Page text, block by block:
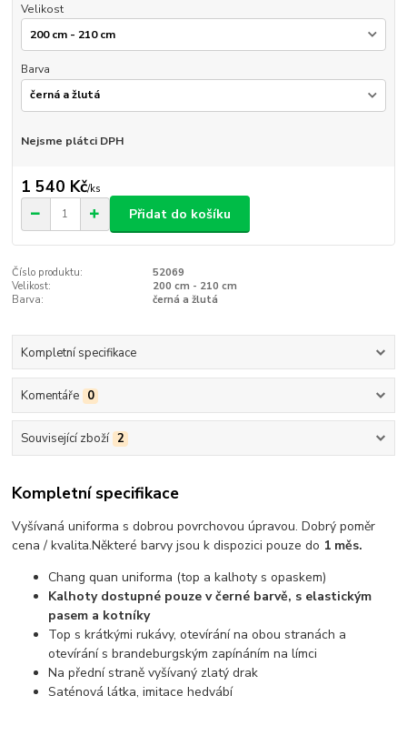
Velikost
Barva
Nejsme plátci DPH
1 540 Kč/ks
Přidat do košíku
Číslo produktu:
52069
Velikost:
200 cm - 210 cm
Barva:
černá a žlutá
Kompletní specifikace
Komentáře 0
Související zboží 2
Kompletní specifikace
Vyšívaná uniforma s dobrou povrchovou úpravou. Dobrý poměr
cena / kvalita.Některé barvy jsou k dispozici pouze do 1 měs.
Chang quan uniforma (top a kalhoty s opaskem)
Kalhoty dostupné pouze v černé barvě, s elastickým
pasem a kotníky
Top s krátkými rukávy, otevírání na obou stranách a
otevírání s brandeburgským zapínáním na límci
Na přední straně vyšívaný zlatý drak
Saténová látka, imitace hedvábí